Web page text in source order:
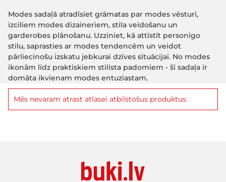
Modes sadaļā atradīsiet grāmatas par modes vēsturi,
izciliem modes dizaineriem, stila veidošanu un
garderobes plānošanu. Uzziniet, kā attīstīt personīgo
stilu, saprasties ar modes tendencēm un veidot
pārliecinošu izskatu jebkurai dzīves situācijai. No modes
ikonām līdz praktiskiem stilista padomiem - šī sadaļa ir
domāta ikvienam modes entuziastam.
Mēs nevaram atrast atlasei atbilstošus produktus.